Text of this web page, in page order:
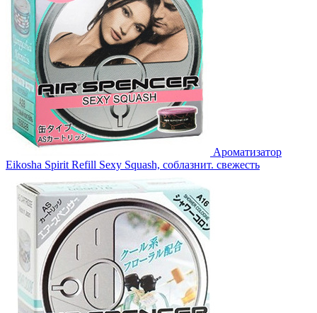
Ароматизатор
Eikosha Spirit Refill Sexy Squash, соблазнит. свежесть